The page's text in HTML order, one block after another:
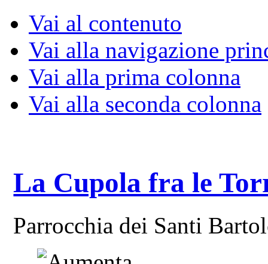
Vai al contenuto
Vai alla navigazione
Vai alla prima colonna
Vai alla seconda colonna
La Cupola fra le
Parrocchia dei Santi